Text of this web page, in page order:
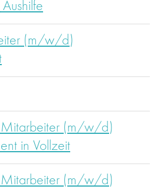
(m/w/d)
Mitarbeiter (m/w/d)
in Vollzeit
Mitarbeiter (m/w/d)